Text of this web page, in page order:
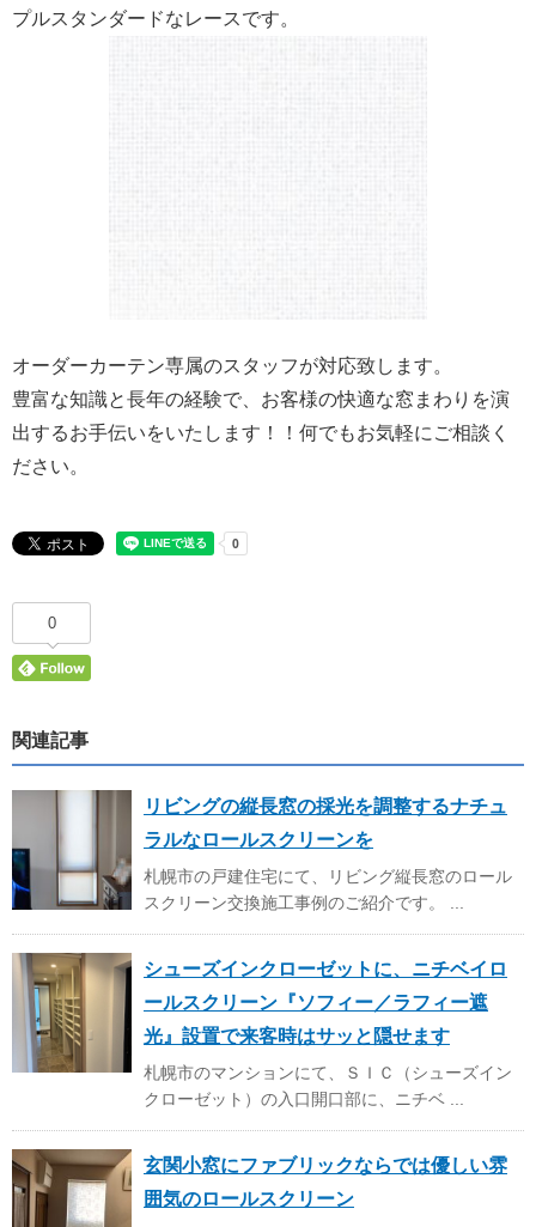
プルスタンダードなレースです。
オーダーカーテン専属のスタッフが対応致します。
豊富な知識と長年の経験で、お客様の快適な窓まわりを演
出するお手伝いをいたします！！何でもお気軽にご相談く
ださい。
0
関連記事
リビングの縦長窓の採光を調整するナチュ
ラルなロールスクリーンを
札幌市の戸建住宅にて、リビング縦長窓のロール
スクリーン交換施工事例のご紹介です。 ...
シューズインクローゼットに、ニチベイロ
ールスクリーン『ソフィー／ラフィー遮
光』設置で来客時はサッと隠せます
札幌市のマンションにて、ＳＩＣ（シューズイン
クローゼット）の入口開口部に、ニチベ ...
玄関小窓にファブリックならでは優しい雰
囲気のロールスクリーン